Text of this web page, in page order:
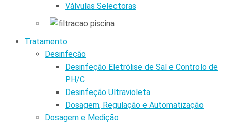
Válvulas Selectoras
Tratamento
Desinfeção
Desinfeção Eletrólise de Sal e Controlo de
PH/C
Desinfeção Ultravioleta
Dosagem, Regulação e Automatização
Dosagem e Medição